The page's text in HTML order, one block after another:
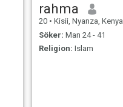
rahma
20 • Kisii, Nyanza, Kenya
Söker: Man 24 - 41
Religion: Islam